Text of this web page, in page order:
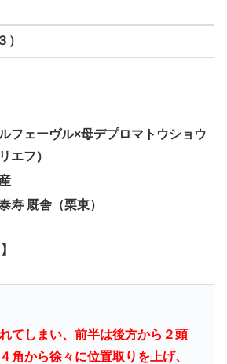
）
ェーヴル×母デプロマトウショウ
エフ）
寿 厩舎（栗東）
てしまい、前半は後方から２頭
角から徐々に位置取りを上げ、